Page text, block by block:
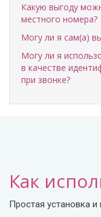
Какую выгоду
местного номера?
Могу ли я сам(а)
Могу ли я
в качестве
при звонке?
Как
Простая установка и